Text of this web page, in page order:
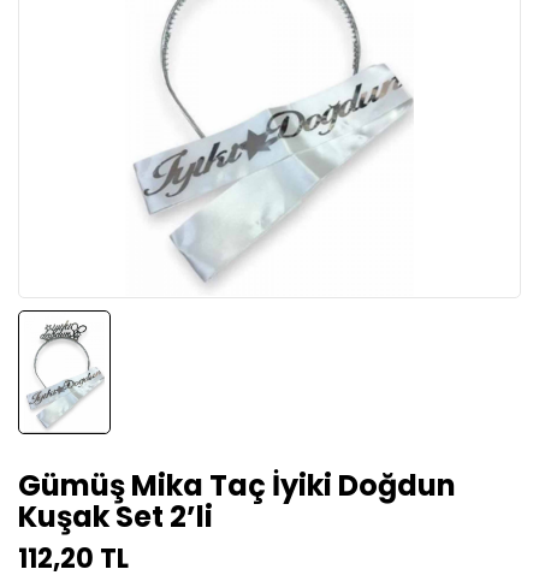
Gümüş Mika Taç İyiki Doğdun
Kuşak Set 2’li
112,20 TL